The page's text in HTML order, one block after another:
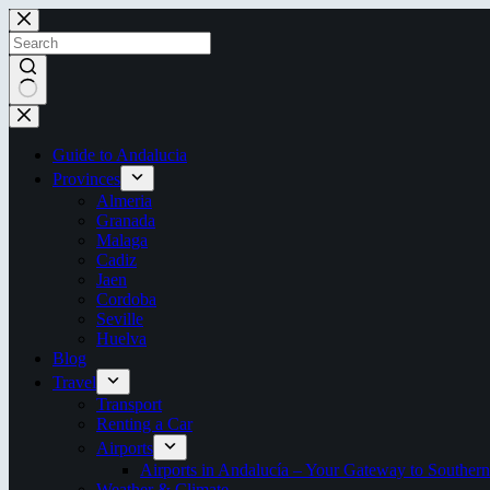
Skip
to
content
No
results
Guide to Andalucia
Provinces
Almeria
Granada
Malaga
Cadiz
Jaen
Cordoba
Seville
Huelva
Blog
Travel
Transport
Renting a Car
Airports
Airports in Andalucía – Your Gateway to